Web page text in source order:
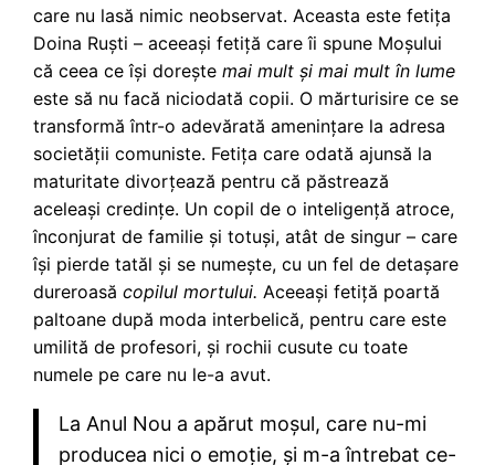
care nu lasă nimic neobservat. Aceasta este fetița
Doina Ruști – aceeași fetiță care îi spune Moșului
că ceea ce își doreștemai mult și mai mult în lume
este să nu facă niciodată copii. O mărturisire ce se
transformă într-o adevărată amenințare la adresa
societății comuniste. Fetița care odată ajunsă la
maturitate divorțează pentru că păstrează
aceleași credințe. Un copil de o inteligență atroce,
înconjurat de familie și totuși, atât de singur – care
își pierde tatăl și se numește, cu un fel de detașare
dureroasăcopilul mortului. Aceeași fetiță poartă
paltoane după moda interbelică, pentru care este
umilită de profesori, și rochii cusute cu toate
numele pe care nu le-a avut.
La Anul Nou a apărut moșul, care nu-mi
producea nici o emoție, și m-a întrebat ce-